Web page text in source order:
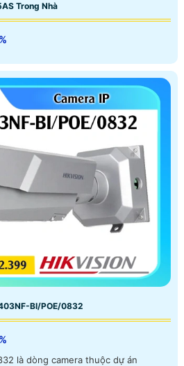
Trong Nhà
BI/POE/0832
là dòng camera thuộc dự án